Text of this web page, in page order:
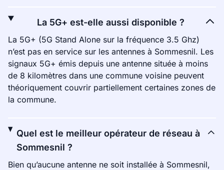
La 5G+ est-elle aussi disponible ?
La 5G+ (5G Stand Alone sur la fréquence 3.5 Ghz)
n’est pas en service sur les antennes à Sommesnil. Les
signaux 5G+ émis depuis une antenne située à moins
de 8 kilomètres dans une commune voisine peuvent
théoriquement couvrir partiellement certaines zones de
la commune.
Quel est le meilleur opérateur de réseau à
Sommesnil ?
Bien qu’aucune antenne ne soit installée à Sommesnil,